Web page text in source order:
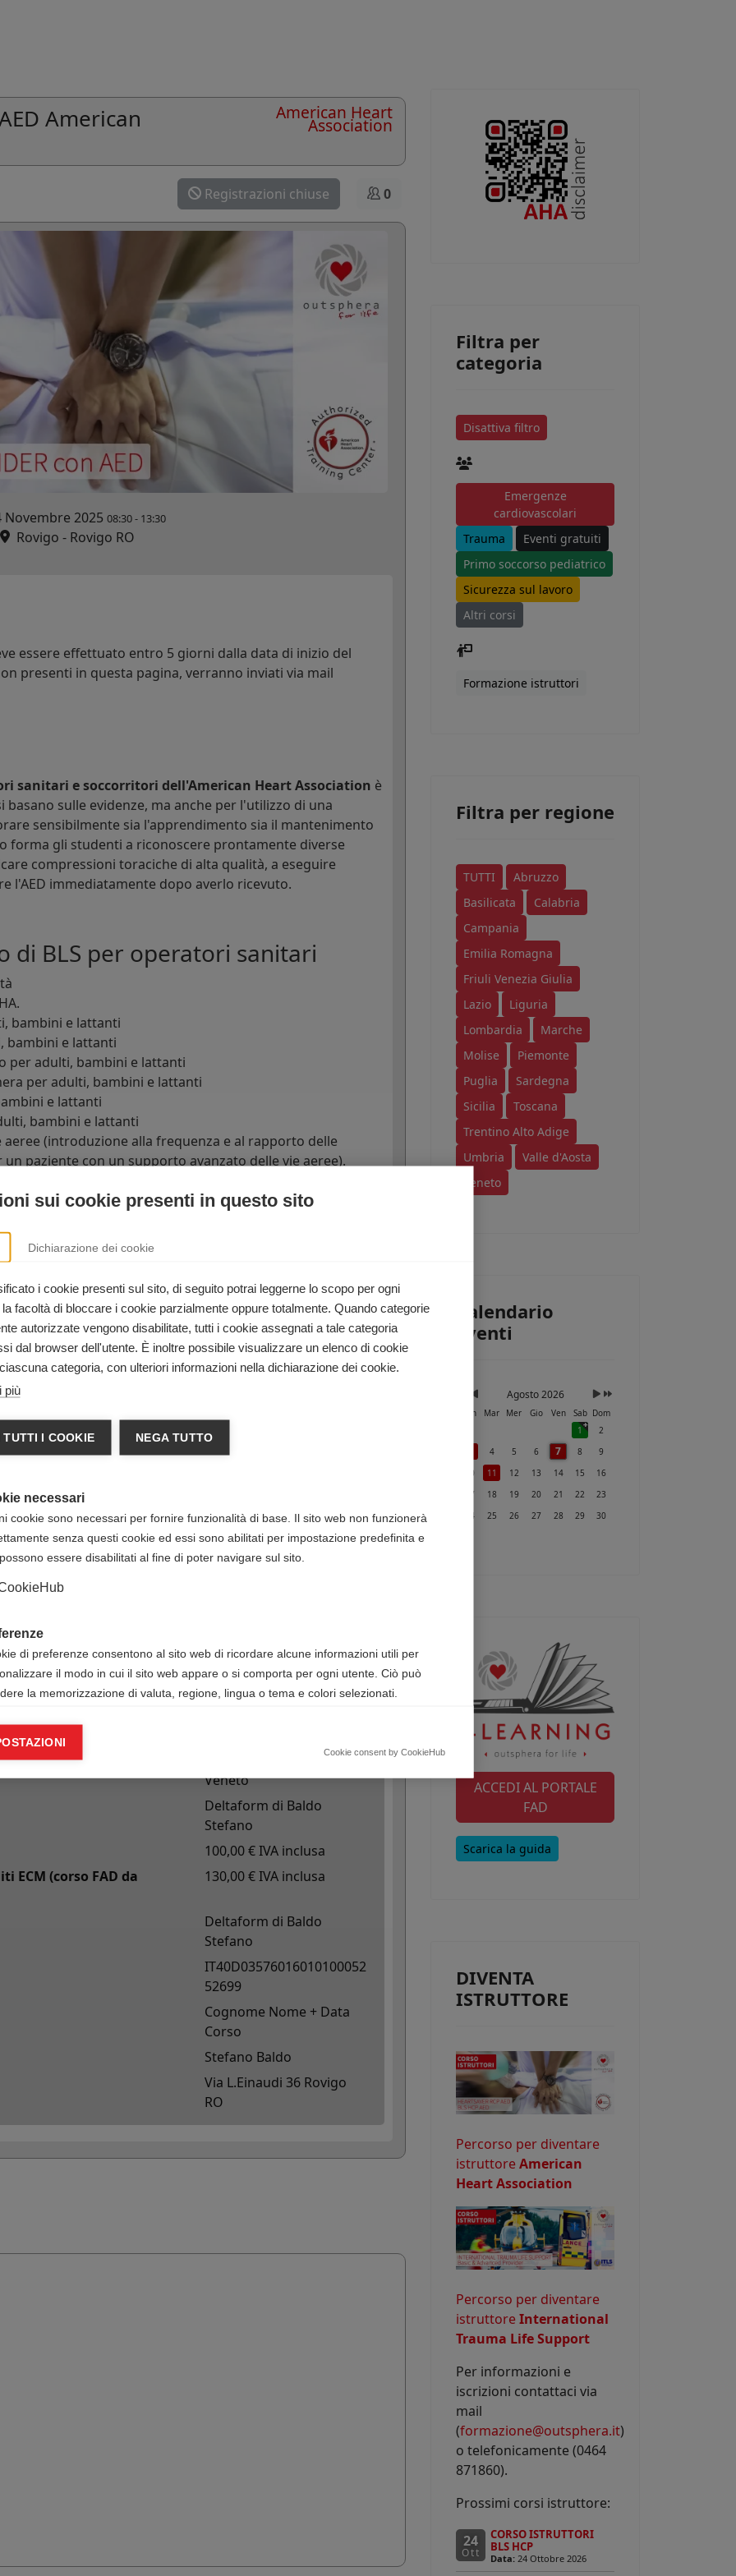
American
American Heart
Association
Registrazioni chiuse 0
Novembre 2025 08:30- 13:30
Rovigo - Rovigo RO
essere effettuato entro 5 giorni dalla data di inizio del
presenti in questa pagina, verranno inviati via mail
sanitari e soccorritori dell'American Heart Association è
sulle evidenze, ma anche per l'utilizzo di una
sensibilmente sia l'apprendimento sia il mantenimento
forma gli studenti a riconoscere prontamente diverse
compressioni toraciche di alta qualità, a eseguire
l'AED immediatamente dopo averlo ricevuto.
di BLS per operatori sanitari
bambini e lattanti
bambini e lattanti
per adulti, bambini e lattanti
per adulti, bambini e lattanti
e lattanti
bambini e lattanti
aeree (introduzione alla frequenza e al rapporto delle
paziente con un supporto avanzato delle vie aeree).
di BLS per operatori sanitari
varietà di contesti ospedalieri ed extra-ospedalieri.
corso hai diritto ad ottenere a condizioni particolari una
frequentare il
, accreditato presso la Commissione Nazionale
per l'acquisizione di50 crediti ECM
corso.
corso la disponibilità e il costo di questa opzione.
6
6
320 9427941
Veneto
Deltaform di Baldo
Stefano
100,00 € IVA inclusa
ECM (corso FAD da
130,00 € IVA inclusa
Deltaform di Baldo
Stefano
IT40D03576016010100052
52699
Cognome Nome + Data
Corso
Stefano Baldo
Via L.Einaudi 36 Rovigo
RO
Filtra per
categoria
Disattiva filtro
Emergenze
cardiovascolari
Trauma
Eventi gratuiti
Primo soccorso pediatrico
Sicurezza sul lavoro
Altri corsi
Formazione istruttori
Filtra per regione
TUTTI
Abruzzo
Basilicata
Calabria
Campania
Emilia Romagna
Friuli Venezia Giulia
Lazio
Liguria
Lombardia
Marche
Molise
Piemonte
Puglia
Sardegna
Sicilia
Toscana
Trentino Alto Adige
Umbria
Valle d'Aosta
Veneto
Calendario
Eventi
Agosto 2026
Lun Mar Mer Gio Ven Sab Dom
1
2
4 5 6 7 8
9
10
11 12 13 14 15
16
17
18 19 20 21 22
23
24
25 26 27 28 29
30
ACCEDI AL PORTALE
FAD
Scarica la guida
DIVENTA
ISTRUTTORE
Percorso per diventare
istruttoreAmerican
Heart Association
Percorso per diventare
istruttoreInternational
Trauma Life Support
Per informazioni e
iscrizioni contattaci via
mail
(formazione@outsphera.it)
o telefonicamente (0464
871860).
Prossimi corsi istruttore:
24
Ott
CORSO ISTRUTTORI
BLS HCP
Data: 24 Ottobre 2026
sui cookie presenti in questo sito
Dichiarazione dei cookie
i cookie presenti sul sito, di seguito potrai leggerne lo scopo per ogni
facoltà di bloccare i cookie parzialmente oppure totalmente. Quando categorie
autorizzate vengono disabilitate, tutti i cookie assegnati a tale categoria
dal browser dell'utente. È inoltre possibile visualizzare un elenco di cookie
categoria, con ulteriori informazioni nella dichiarazione dei cookie.
più
TUTTI I COOKIE NEGA TUTTO
necessari
cookie sono necessari per fornire funzionalità di base. Il sito web non funzionerà
senza questi cookie ed essi sono abilitati per impostazione predefinita e
essere disabilitati al fine di poter navigare sul sito.
di preferenze consentono al sito web di ricordare alcune informazioni utili per
il modo in cui il sito web appare o si comporta per ogni utente. Ciò può
la memorizzazione di valuta, regione, lingua o tema e colori selezionati.
analitici ci aiutano a migliorare il nostro sito web raccogliendo e segnalando
di marketing vengono utilizzati per tracciare i visitatori sui siti web e consentire
di questa categoria non sono ancora stati classificati e il loro scopo potrebbe
Cookie consent by CookieHub